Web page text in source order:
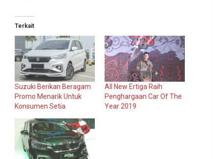
Terkait
Suzuki Berikan Beragam
Promo Menarik Untuk
Konsumen Setia
All New Ertiga Raih
Penghargaan Car Of The
Year 2019